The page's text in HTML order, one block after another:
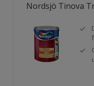
Nordsjö Tinova